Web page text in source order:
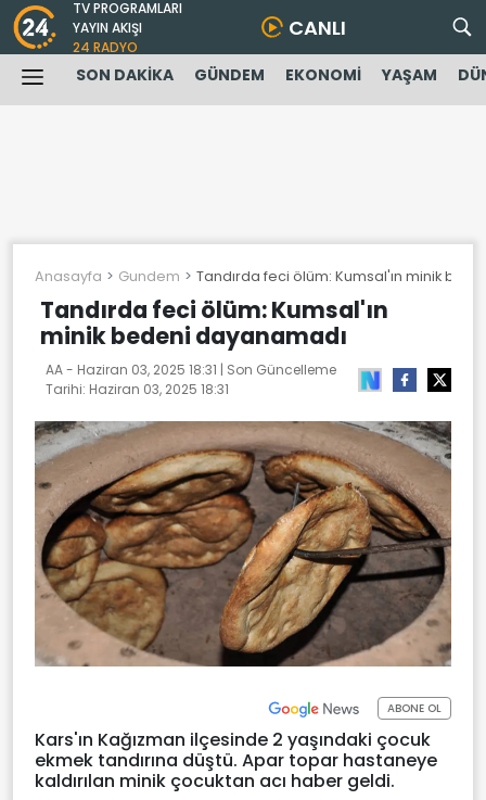
TV PROGRAMLARI
YAYIN AKIŞI
24 RADYO
CANLI
SON DAKİKA GÜNDEM EKONOMİ YAŞAM
Anasayfa Gundem Tandırda feci ölüm: Kumsal'ın minik
Tandırda feci ölüm: Kumsal'ın
minik bedeni dayanamadı
AA - Haziran 03, 2025 18:31 | Son Güncelleme
Tarihi: Haziran 03, 2025 18:31
ABONE OL
Kars'ın Kağızman ilçesinde 2 yaşındaki çocuk
ekmek tandırına düştü. Apar topar hastaneye
kaldırılan minik çocuktan acı haber geldi.